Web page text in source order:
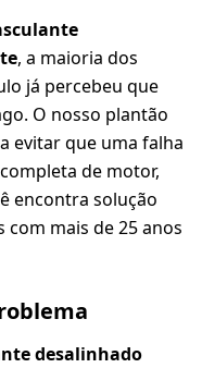
, a maioria dos
já percebeu que
O nosso plantão
evitar que uma falha
de motor,
encontra solução
com mais de 25 anos
desalinhado